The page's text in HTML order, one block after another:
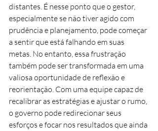
distantes. É nesse ponto que o gestor,
especialmente se não tiver agido com
prudência e planejamento, pode começar
a sentir que está falhando em suas
metas. No entanto, essa frustração
também pode ser transformada em uma
valiosa oportunidade de reflexão e
reorientação. Com uma equipe capaz de
recalibrar as estratégias e ajustar o rumo,
o governo pode redirecionar seus
esforços e focar nos resultados que ainda